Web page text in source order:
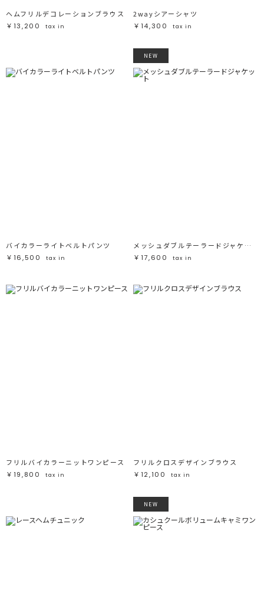
ヘムフリルデコレーションブラウス
￥13,200
tax in
2wayシアーシャツ
￥14,300
tax in
バイカラーライトベルトパンツ
￥16,500
tax in
NEW
メッシュダブルテーラードジャケット
￥17,600
tax in
フリルバイカラーニットワンピース
￥19,800
tax in
フリルクロスデザインブラウス
￥12,100
tax in
NEW